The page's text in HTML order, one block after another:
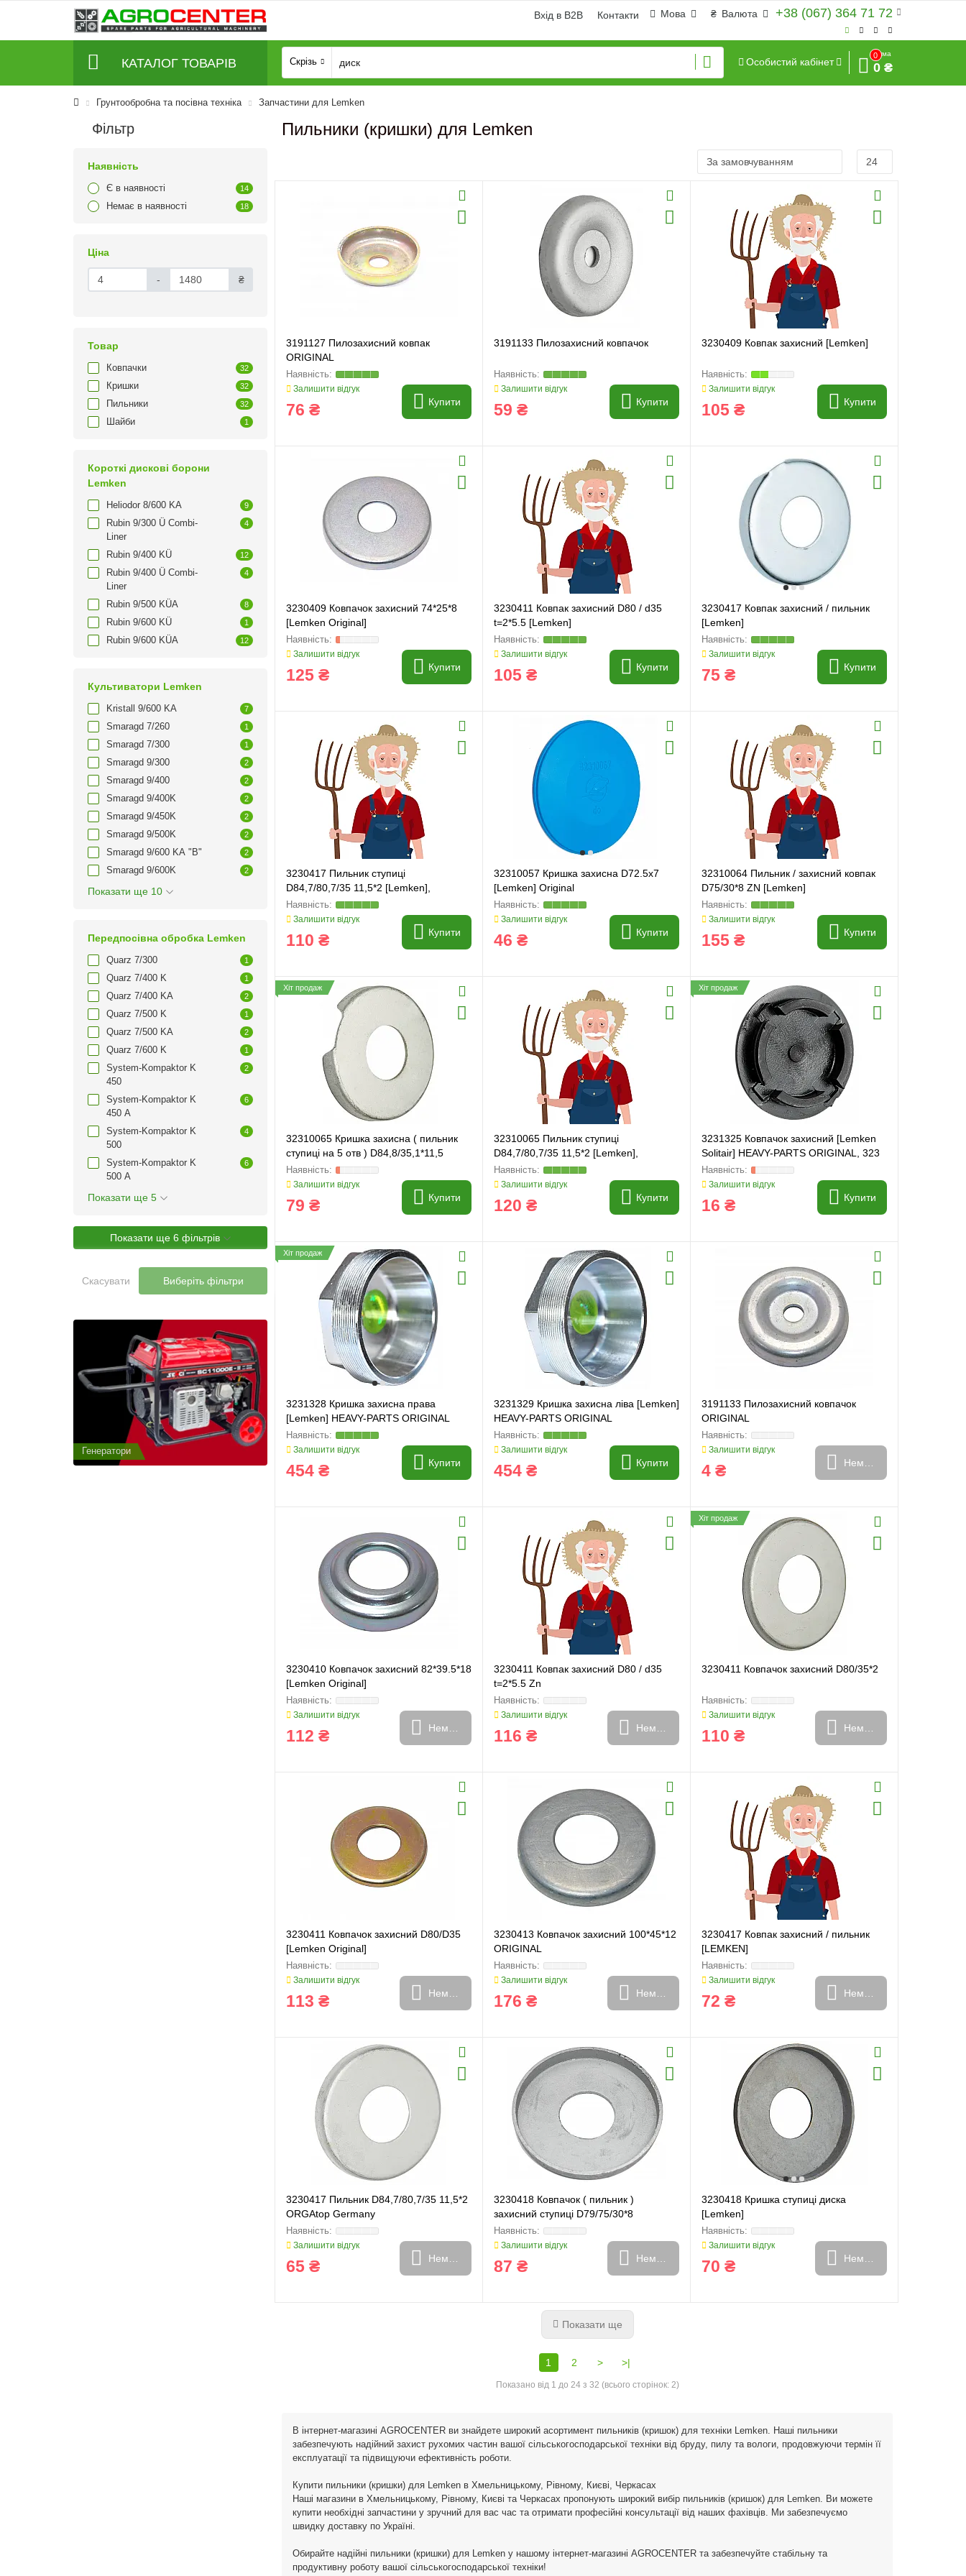
+38 (067) 364 71 72
₴ Валюта
Мова
Вхід в B2B Контакти
КАТАЛОГ ТОВАРІВ Скрізь Особистий кабінет
0
Сума
0 ₴
Грунтообробна та посівна техніка Запчастини для Lemken
Фільтр
Наявність
Є в наявності 14
Немає в наявності 18
Ціна
- ₴
Товар
Ковпачки 32
Кришки 32
Пильники 32
Шайби 1
Короткі дискові борони
Lemken
Heliodor 8/600 KA 9
Rubin 9/300 Ü Combi-
Liner
4
Rubin 9/400 KÜ 12
Rubin 9/400 Ü Combi-
Liner
4
Rubin 9/500 KÜA 8
Rubin 9/600 KÜ 1
Rubin 9/600 KÜA 12
Культиватори Lemken
Kristall 9/600 KA 7
Smaragd 7/260 1
Smaragd 7/300 1
Smaragd 9/300 2
Smaragd 9/400 2
Smaragd 9/400K 2
Smaragd 9/450K 2
Smaragd 9/500K 2
Smaragd 9/600 KA "B" 2
Smaragd 9/600K 2
Показати ще 10
Передпосівна обробка Lemken
Quarz 7/300 1
Quarz 7/400 K 1
Quarz 7/400 KA 2
Quarz 7/500 K 1
Quarz 7/500 KA 2
Quarz 7/600 K 1
System-Kompaktor K
450
2
System-Kompaktor K
450 A
6
System-Kompaktor K
500
4
System-Kompaktor K
500 A
6
Показати ще 5
Показати ще 6 фільтрів
Скасувати Виберіть фільтри
Генератори Генератори Генератори
Пильники (кришки) для Lemken
3191127 Пилозахисний ковпак
ORIGINAL
Залишити відгук
76 ₴ Купити
3191133 Пилозахисний ковпачок
Залишити відгук
59 ₴ Купити
3230409 Ковпак захисний [Lemken]
Залишити відгук
105 ₴ Купити
3230409 Ковпачок захисний 74*25*8
[Lemken Original]
Залишити відгук
125 ₴ Купити
3230411 Ковпак захисний D80 / d35
t=2*5.5 [Lemken]
Залишити відгук
105 ₴ Купити
3230417 Ковпак захисний / пильник
[Lemken]
Залишити відгук
75 ₴ Купити
3230417 Пильник ступиці
D84,7/80,7/35 11,5*2 [Lemken],
32310065
Залишити відгук
110 ₴ Купити
32310057 Кришка захисна D72.5x7
[Lemken] Original
Залишити відгук
46 ₴ Купити
32310064 Пильник / захисний ковпак
D75/30*8 ZN [Lemken]
Залишити відгук
155 ₴ Купити
Хіт продаж
32310065 Кришка захисна ( пильник
ступиці на 5 отв ) D84,8/35,1*11,5
Залишити відгук
79 ₴ Купити
32310065 Пильник ступиці
D84,7/80,7/35 11,5*2 [Lemken],
3230417
Залишити відгук
120 ₴ Купити
Хіт продаж
3231325 Ковпачок захисний [Lemken
Solitair] HEAVY-PARTS ORIGINAL, 323
1325
Залишити відгук
16 ₴ Купити
Хіт продаж
3231328 Кришка захисна права
[Lemken] HEAVY-PARTS ORIGINAL
Залишити відгук
454 ₴ Купити
3231329 Кришка захисна ліва [Lemken]
HEAVY-PARTS ORIGINAL
Залишити відгук
454 ₴ Купити
3191133 Пилозахисний ковпачок
ORIGINAL
Залишити відгук
4 ₴ Немає в наявності
3230410 Ковпачок захисний 82*39.5*18
[Lemken Original]
Залишити відгук
112 ₴ Немає в наявності
3230411 Ковпак захисний D80 / d35
t=2*5.5 Zn
Залишити відгук
116 ₴ Немає в наявності
Хіт продаж
3230411 Ковпачок захисний D80/35*2
Залишити відгук
110 ₴ Немає в наявності
3230411 Ковпачок захисний D80/D35
[Lemken Original]
Залишити відгук
113 ₴ Немає в наявності
3230413 Ковпачок захисний 100*45*12
ORIGINAL
Залишити відгук
176 ₴ Немає в наявності
3230417 Ковпак захисний / пильник
[LEMKEN]
Залишити відгук
72 ₴ Немає в наявності
3230417 Пильник D84,7/80,7/35 11,5*2
ORGAtop Germany
Залишити відгук
65 ₴ Немає в наявності
3230418 Ковпачок ( пильник )
захисний ступиці D79/75/30*8
FARMING Line
Залишити відгук
87 ₴ Немає в наявності
3230418 Кришка ступиці диска
[Lemken]
Залишити відгук
70 ₴ Немає в наявності
Показати ще
1 2 > >|
Показано від 1 до 24 з 32 (всього сторінок: 2)
В інтернет-магазині AGROCENTER ви знайдете широкий асортимент пильників (кришок) для техніки Lemken. Наші пильники
забезпечують надійний захист рухомих частин вашої сільськогосподарської техніки від бруду, пилу та вологи, продовжуючи термін її
експлуатації та підвищуючи ефективність роботи.
Купити пильники (кришки) для Lemken в Хмельницькому, Рівному, Києві, Черкасах
Наші магазини в Хмельницькому, Рівному, Києві та Черкасах пропонують широкий вибір пильників (кришок) для Lemken. Ви можете
купити необхідні запчастини у зручний для вас час та отримати професійні консультації від наших фахівців. Ми забезпечуємо
швидку доставку по Україні.
Обирайте надійні пильники (кришки) для Lemken у нашому інтернет-магазині AGROCENTER та забезпечуйте стабільну та
продуктивну роботу вашої сільськогосподарської техніки!